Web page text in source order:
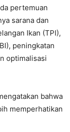
pertemuan
sarana dan
Ikan (TPI),
peningkatan
optimalisasi
bahwa
memperhatikan